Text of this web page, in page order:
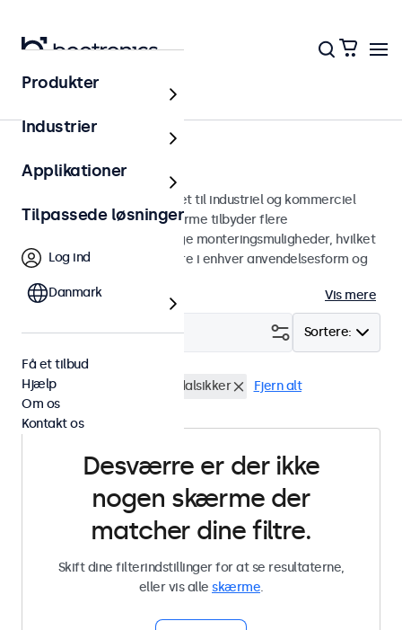
Skærme
27-tommer skærme
27 tommer skærme designet til industriel og kommerciel
brug. Vores 27-tommer skærme tilbyder flere
billedforbindelser og alsidige monteringsmuligheder, hvilket
gør dem nemme at integrere i enhver anvendelsesform og
Vis mere
Sortere:
Filter (0)
27 tommer skaerme Vandalsikker Fjern alt
Desværre er der ikke
nogen skærme der
matcher dine filtre.
Skift dine filterindstillinger for at se resultaterne,
eller vis alle skærme.
Produkter
Industrier
Applikationer
Tilpassede løsninger
Log ind
Danmark
Få et tilbud
Hjælp
Om os
Kontakt os